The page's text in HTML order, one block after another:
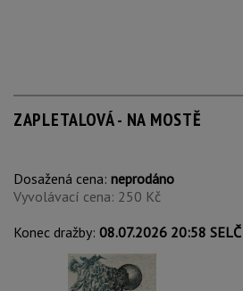
ZAPLETALOVÁ - NA MOSTĚ
Dosažená cena: neprodáno
Vyvolávací cena: 250 Kč
Konec dražby: 08.07.2026 20:58 SELČ